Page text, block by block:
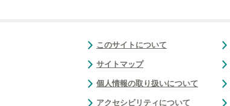
このサイトについて
サイトマップ
個人情報の取り扱いについて
アクセシビリティについて